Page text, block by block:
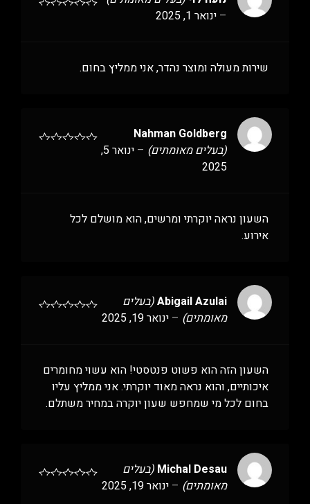
– ינואר 1, 2025
שירות מעולה ומוצר נהדר, אני ממליץ בחום.
Nahman Goldberg
(בעלים מאומתים) –
ינואר 5,
2025
השעון נראה יוקרתי ומרשים, הוא מושלם לכל
אירוע.
Abigail Azulai(בעלים
מאומתים) – ינואר 19, 2025
השעון הזה הוא פשוט פנטסטי! הוא עשוי מחומרים
איכותיים, והוא נראה מאוד יוקרתי. אני ממליץ עליו
בחום לכל מי שמחפש שעון יוקרה במחיר משתלם.
Michal Desau (בעלים
מאומתים) – ינואר 19, 2025